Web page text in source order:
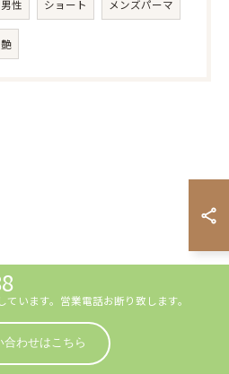
男性 ショート メンズパーマ
艶
います。営業電話お断り致します。
合わせはこちら